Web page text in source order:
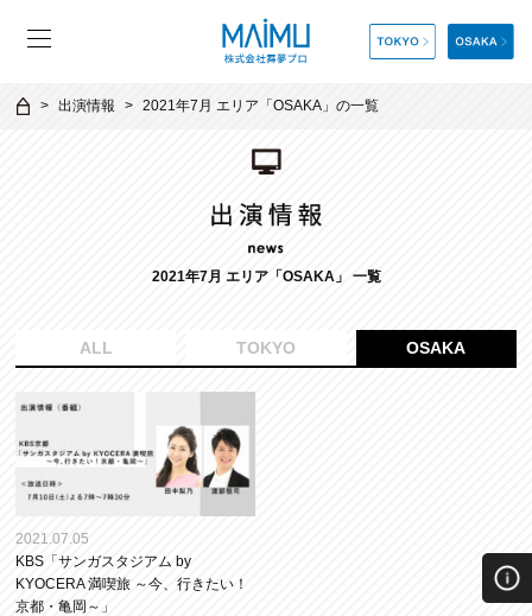
出演情報 2021年7月 エリア「OSAKA」の一覧
2021年7月 エリア「OSAKA」 一覧
ALL TOKYO OSAKA
2021.07.05
KBS「サンガスタジアム by
KYOCERA 満喫旅 ～今、行きたい！
京都・亀岡～」